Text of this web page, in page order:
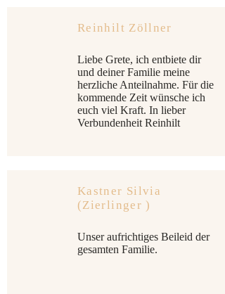
Reinhilt Zöllner
Liebe Grete, ich entbiete dir
und deiner Familie meine
herzliche Anteilnahme. Für die
kommende Zeit wünsche ich
euch viel Kraft. In lieber
Verbundenheit Reinhilt
Kastner Silvia
(Zierlinger )
Unser aufrichtiges Beileid der
gesamten Familie.